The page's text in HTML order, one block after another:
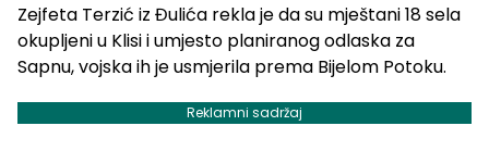
Zejfeta Terzić iz Đulića rekla je da su mještani 18 sela
okupljeni u Klisi i umjesto planiranog odlaska za
Sapnu, vojska ih je usmjerila prema Bijelom Potoku.
Reklamni sadržaj